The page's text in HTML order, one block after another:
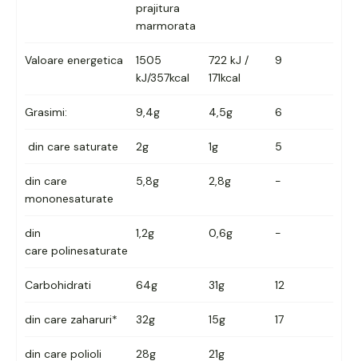
prajitura
marmorata
Valoare energetica
1505
kJ/357kcal
722 kJ /
171kcal
9
Grasimi: 9,4g 4,5g 6
din care saturate 2g 1g 5
din care
mononesaturate
5,8g 2,8g -
din
care polinesaturate
1,2g 0,6g -
Carbohidrati 64g 31g 12
din care zaharuri* 32g 15g 17
din care polioli 28g 21g